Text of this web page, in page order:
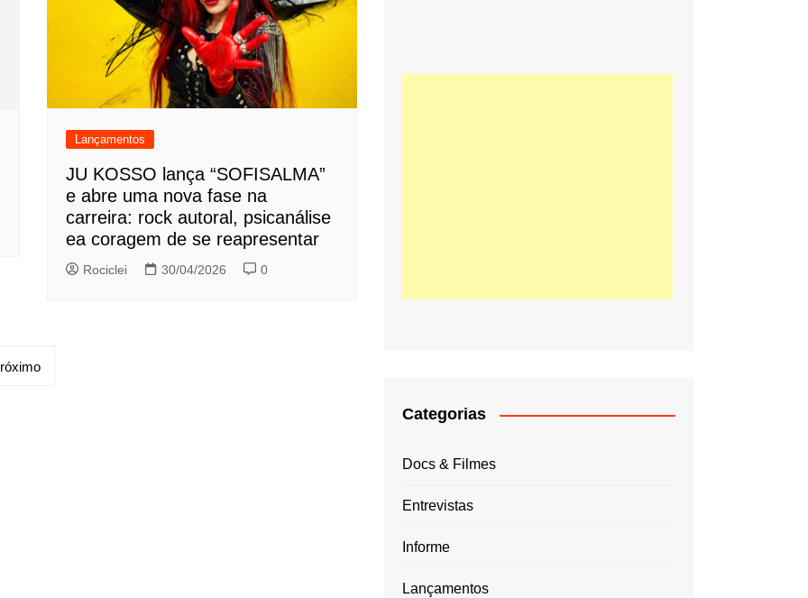
Lançamentos
JU KOSSO lança “SOFISALMA”
e abre uma nova fase na
carreira: rock autoral, psicanálise
ea coragem de se reapresentar
Rociclei 30/04/2026 0
Categorias
Docs & Filmes
Entrevistas
Informe
Lançamentos